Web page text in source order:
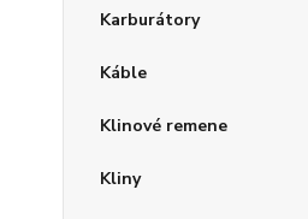
Karburátory
Káble
Klinové remene
Kliny